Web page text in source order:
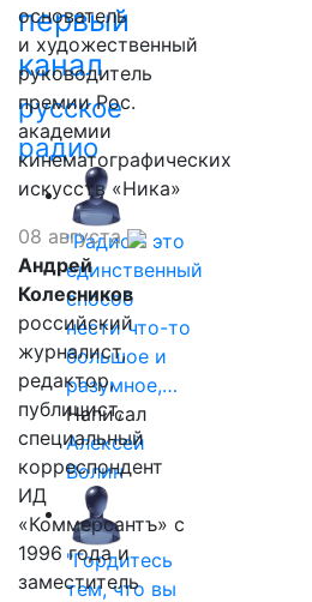
первый
канал
русское
радио
"Радио - это
единственный
способ
нести что-то
большое и
разумное,…
Написал
Алексей
Волин
"Гордитесь
тем, что вы
основатель
и художественный
руководитель
премии Рос.
академии
кинематографических
искусств «Ника»
08 августа
Андрей
Колесников
российский
журналист,
редактор,
публицист,
специальный
корреспондент
ИД
«Коммерсантъ» с
1996 года и
заместитель